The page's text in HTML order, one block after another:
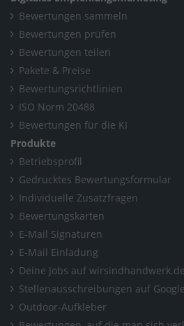
Bewertungen sammeln
Bewertungen prüfen
Bewertungen teilen
Pakete & Preise
Bewertungsrichtlinien
ISO Norm 20488
Bewertungen für die KI
Produkte
Betriebsprofil
Gedrucktes Bewertungsformular
Individuelle Zusatzfragen
Bewertungskarten
E-Mail Signaturen
E-Mail Einladung
Deine Jobs auf wirsindhandwerk.de
Stellenausschreibungen auf
Outdoor-Aufkleber